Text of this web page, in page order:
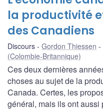
la productivité
des Canadiens
Discours Gordon Thiessen
(Colombie-Britannique)
Ces deux dernières
choses au sujet de la
Canada. Certes, les
général, mais ils ont aussi